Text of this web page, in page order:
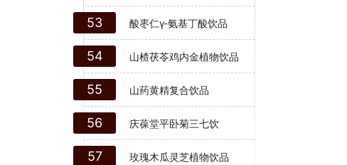
53 酸枣仁γ-氨基丁酸饮品
54 山楂茯苓鸡内金植物饮品
55 山药黄精复合饮品
56 庆葆堂平卧菊三七饮
57 玫瑰木瓜灵芝植物饮品